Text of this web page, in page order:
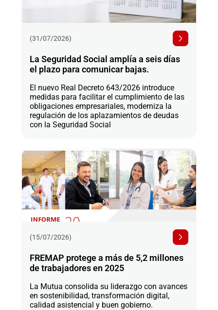
(31/07/2026)
La Seguridad Social amplía a seis días
el plazo para comunicar bajas.
El nuevo Real Decreto 643/2026 introduce
medidas para facilitar el cumplimiento de las
obligaciones empresariales, moderniza la
regulación de los aplazamientos de deudas
con la Seguridad Social
(15/07/2026)
FREMAP protege a más de 5,2 millones
de trabajadores en 2025
La Mutua consolida su liderazgo con avances
en sostenibilidad, transformación digital,
calidad asistencial y buen gobierno.